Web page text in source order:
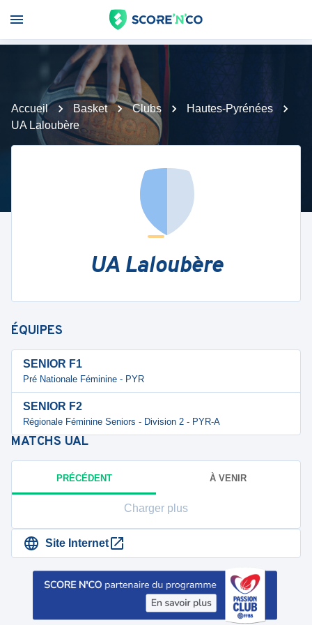
Accueil Basket Clubs
Hautes-Pyrénées
UA Laloubère
UA Laloubère
ÉQUIPES
SENIOR F1
Pré Nationale Féminine - PYR
SENIOR F2
Régionale Féminine Seniors - Division 2 - PYR-A
MATCHS UAL
PRÉCÉDENT À VENIR
Charger plus
Site Internet